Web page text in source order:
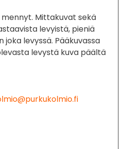
mennyt. Mittakuvat sekä
levyistä, pieniä
levyssä. Pääkuvassa
levystä kuva päältä